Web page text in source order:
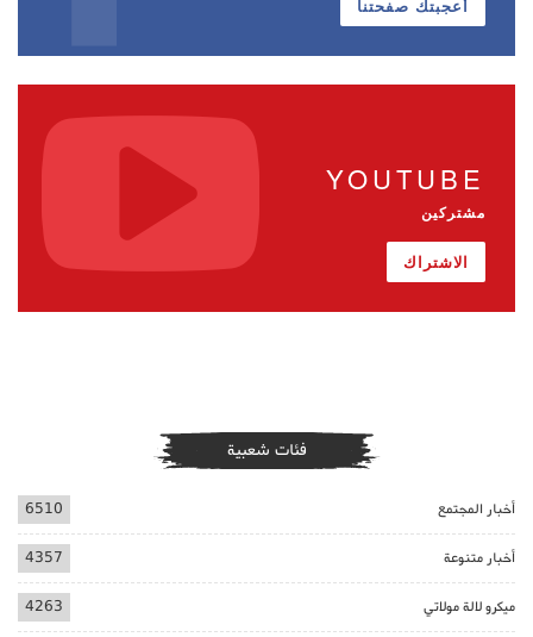
أعجبتك صفحتنا
YOUTUBE
مشتركين
الاشتراك
فئات شعبية
أخبار المجتمع 6510
أخبار متنوعة 4357
ميكرو لالة مولاتي 4263